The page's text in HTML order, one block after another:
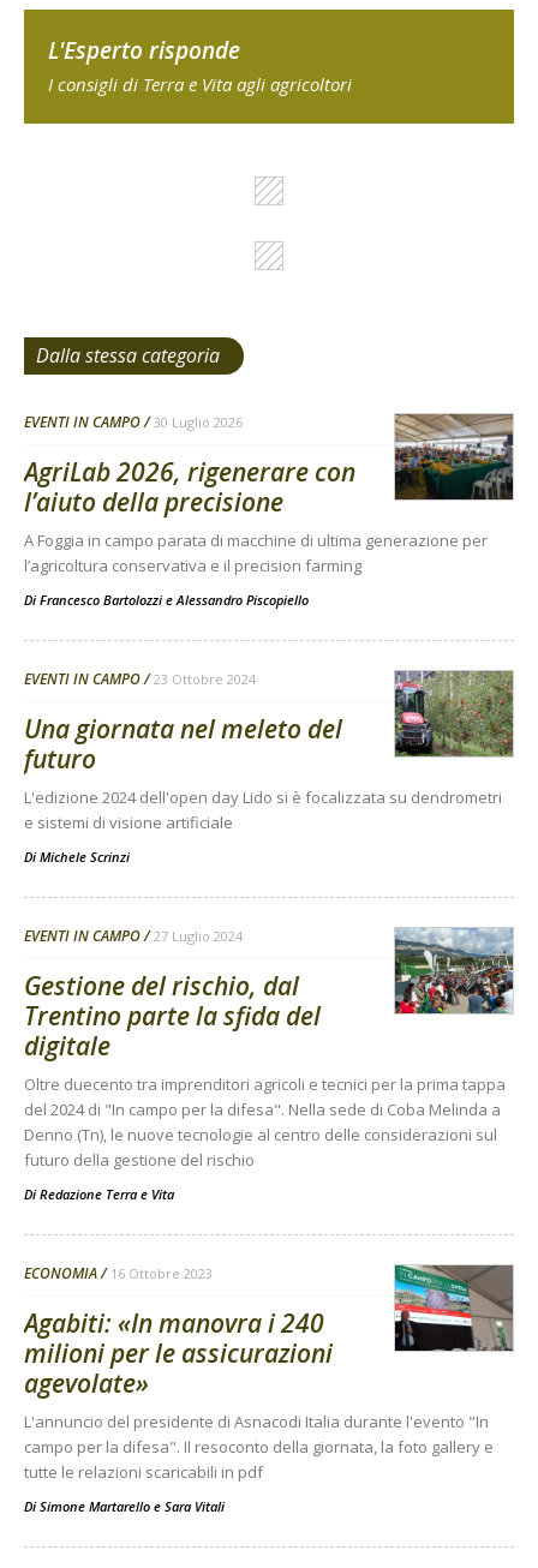
L'Esperto risponde
I consigli di Terra e Vita agli agricoltori
Dalla stessa categoria
EVENTI IN CAMPO 30 Luglio 2026
AgriLab 2026, rigenerare con
l’aiuto della precisione
A Foggia in campo parata di macchine di ultima generazione per
l’agricoltura conservativa e il precision farming
Di Francesco Bartolozzi eAlessandro Piscopiello
EVENTI IN CAMPO 23 Ottobre 2024
Una giornata nel meleto del
futuro
L'edizione 2024 dell'open day Lido si è focalizzata su dendrometri
e sistemi di visione artificiale
Di Michele Scrinzi
EVENTI IN CAMPO 27 Luglio 2024
Gestione del rischio, dal
Trentino parte la sfida del
digitale
Oltre duecento tra imprenditori agricoli e tecnici per la prima tappa
del 2024 di "In campo per la difesa". Nella sede di Coba Melinda a
Denno (Tn), le nuove tecnologie al centro delle considerazioni sul
futuro della gestione del rischio
Di Redazione Terra e Vita
ECONOMIA 16 Ottobre 2023
Agabiti: «In manovra i 240
milioni per le assicurazioni
agevolate»
L'annuncio del presidente di Asnacodi Italia durante l'evento "In
campo per la difesa". Il resoconto della giornata, la foto gallery e
tutte le relazioni scaricabili in pdf
Di Simone Martarello e Sara Vitali